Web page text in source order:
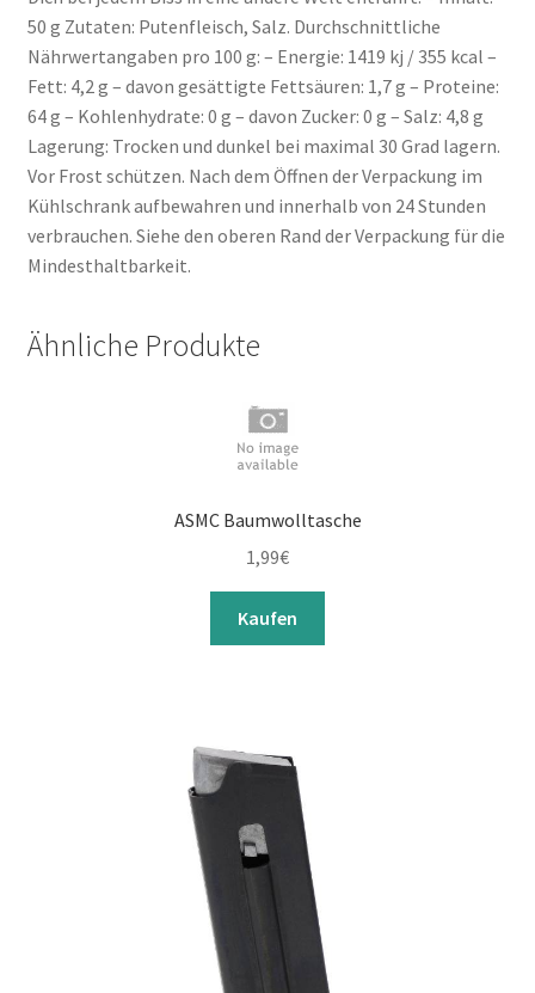
50 g Zutaten: Putenfleisch, Salz. Durchschnittliche
Nährwertangaben pro 100 g: – Energie: 1419 kj / 355 kcal –
Fett: 4,2 g – davon gesättigte Fettsäuren: 1,7 g – Proteine:
64 g – Kohlenhydrate: 0 g – davon Zucker: 0 g – Salz: 4,8 g
Lagerung: Trocken und dunkel bei maximal 30 Grad lagern.
Vor Frost schützen. Nach dem Öffnen der Verpackung im
Kühlschrank aufbewahren und innerhalb von 24 Stunden
verbrauchen. Siehe den oberen Rand der Verpackung für die
Mindesthaltbarkeit.
Ähnliche Produkte
ASMC Baumwolltasche
1,99€
Kaufen